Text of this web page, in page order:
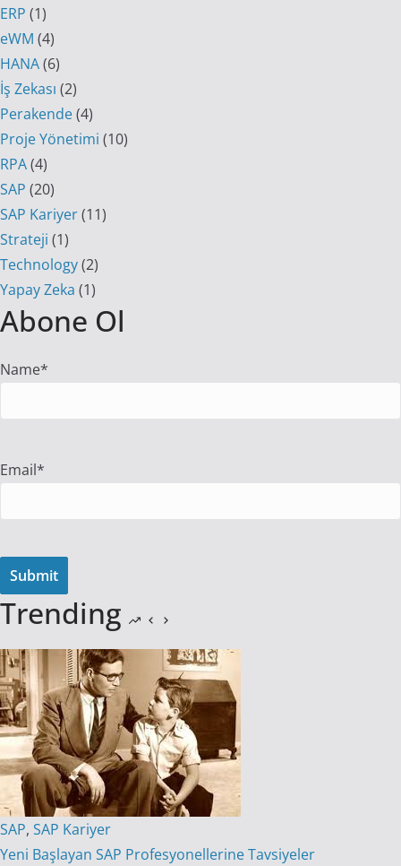
ERP (1)
eWM (4)
HANA(6)
İş Zekası (2)
Perakende(4)
Proje Yönetimi (10)
RPA(4)
SAP (20)
SAP Kariyer(11)
Strateji (1)
Technology(2)
Yapay Zeka (1)
Abone Ol
Name*
Email*
Trending
SAP, SAP Kariyer
Yeni Başlayan SAP Profesyonellerine Tavsiyeler